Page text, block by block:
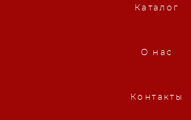
Каталог
О нас
Контакты